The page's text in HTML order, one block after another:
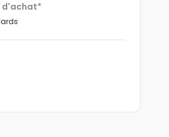
d'achat*